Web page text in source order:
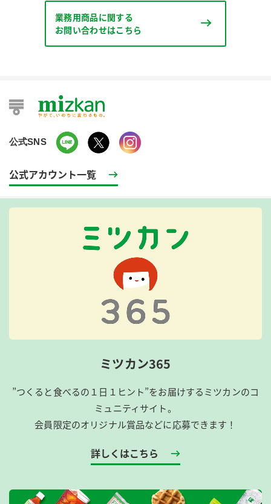
業務用商品に関する
お問い合わせはこちら
公式SNS
公式アカウント一覧
ミツカン365
”つくると食べるの１日１ヒント”をお届けするミツカンのコ
ミュニティサイト。
会員限定のオリジナル賞品などに応募できます！
詳しくはこちら